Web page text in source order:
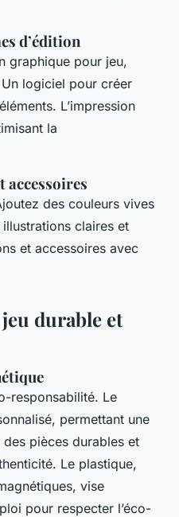
d’édition
graphique pour jeu,
logiciel pour créer
L’impression
la
des couleurs vives
claires et
et accessoires avec
durable et
responsabilité. Le
permettant une
pièces durables et
Le plastique,
vise
pour respecter l’éco-